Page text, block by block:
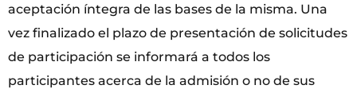
aceptación íntegra de las bases de la misma. Una
vez finalizado el plazo de presentación de solicitudes
de participación se informará a todos los
participantes acerca de la admisión o no de sus